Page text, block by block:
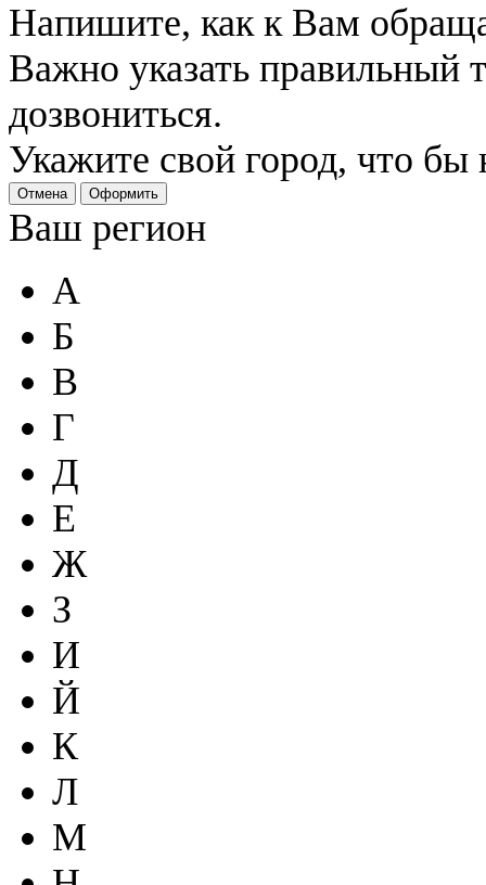
Напишите, как к Вам
Важно указать
дозвониться.
Укажите свой город, что
Отмена Оформить
Ваш регион
А
Б
В
Г
Д
Е
Ж
З
И
Й
К
Л
М